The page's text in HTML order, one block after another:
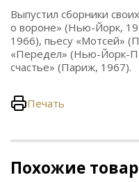
Выпустил сборники
о вороне» (Нью-Йорк,
1966), пьесу «Мотсей»
«Передел» (Нью-Йорк-
счастье» (Париж, 1967).
Печать
Похожие